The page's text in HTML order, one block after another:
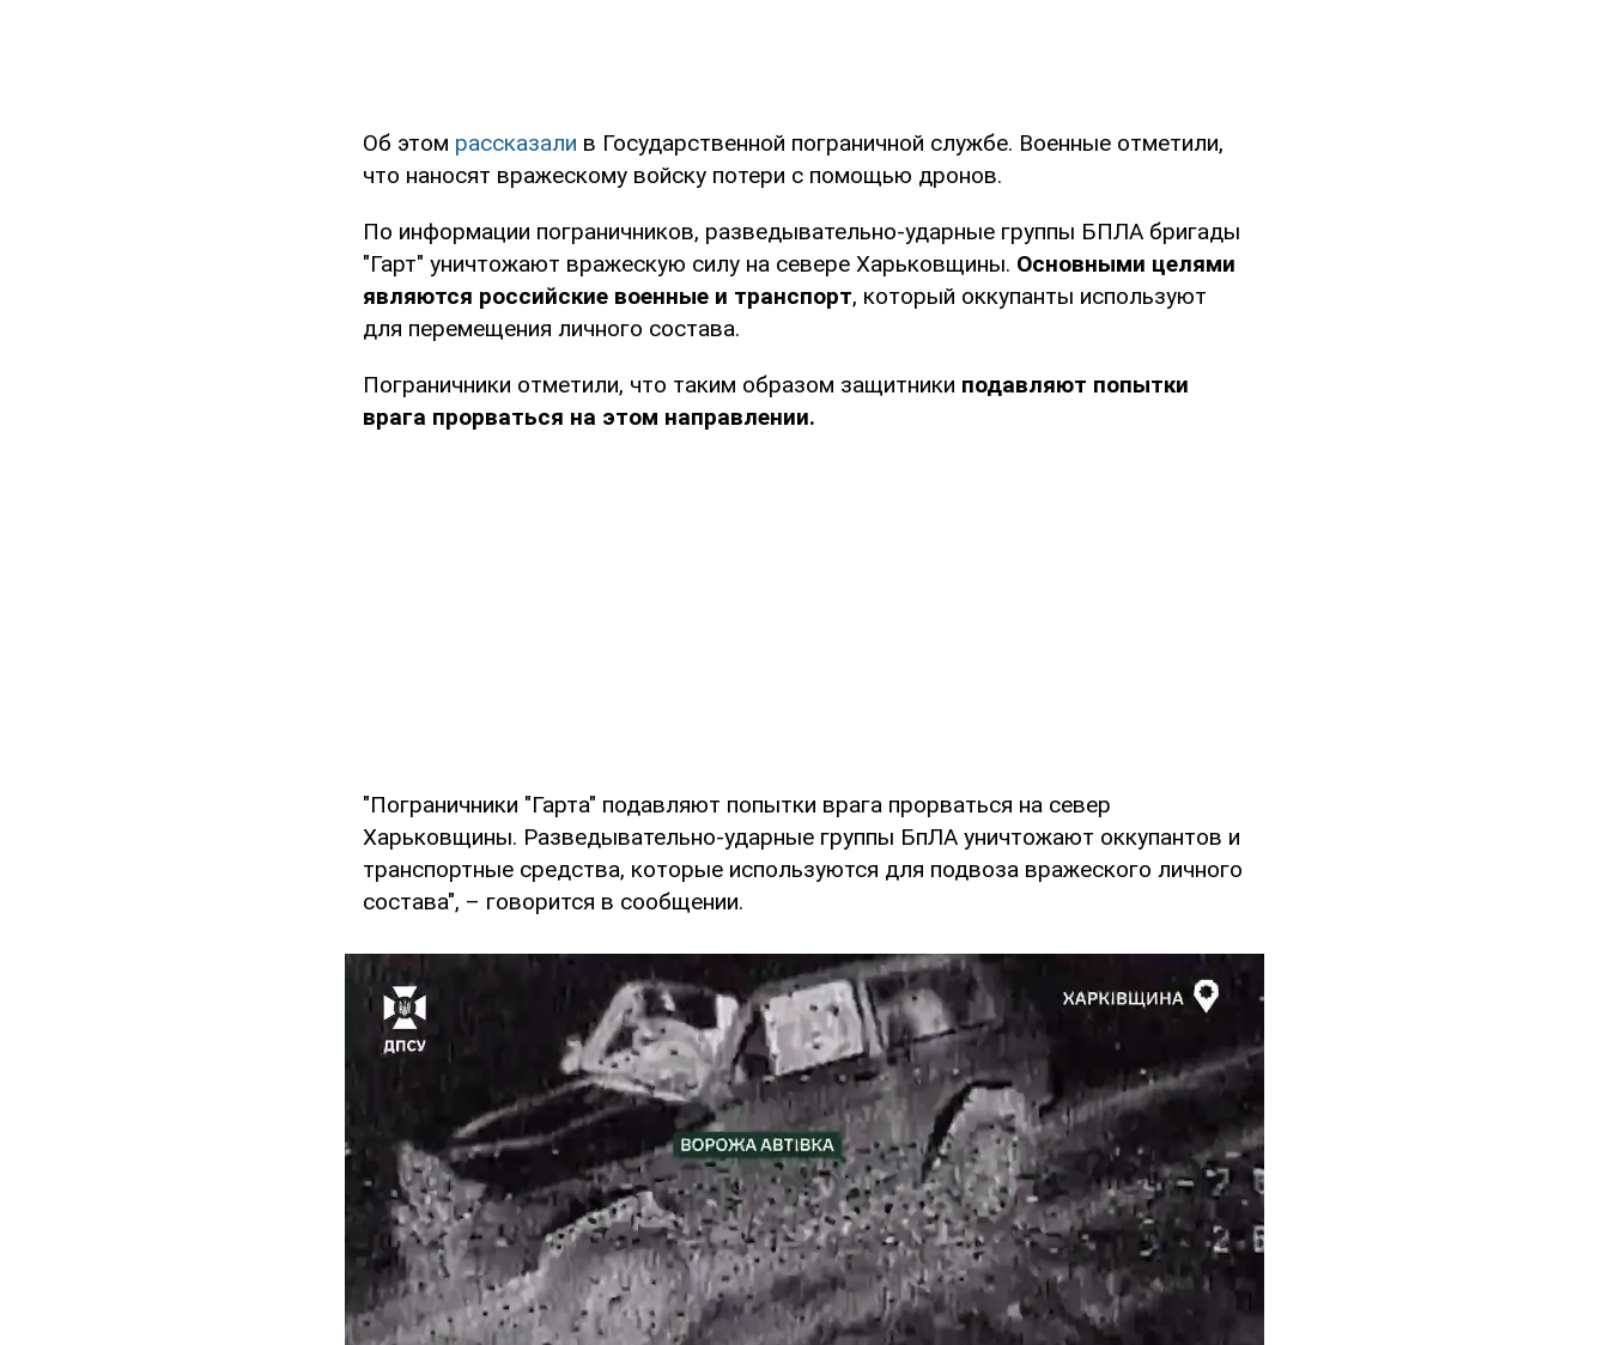
Об этом рассказали в Государственной пограничной службе. Военные отметили,
что наносят вражескому войску потери с помощью дронов.
По информации пограничников, разведывательно-ударные группы БПЛА бригады
"Гарт" уничтожают вражескую силу на севере Харьковщины. Основными целями
являются российские военные и транспорт, который оккупанты используют
для перемещения личного состава.
Пограничники отметили, что таким образом защитники подавляют попытки
врага прорваться на этом направлении.
"Пограничники "Гарта" подавляют попытки врага прорваться на север
Харьковщины. Разведывательно-ударные группы БпЛА уничтожают оккупантов и
транспортные средства, которые используются для подвоза вражеского личного
состава", – говорится в сообщении.